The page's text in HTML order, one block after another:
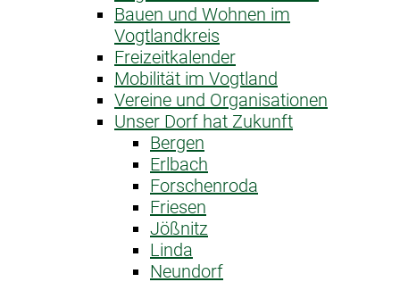
Bauen und Wohnen im
Vogtlandkreis
Freizeitkalender
Mobilität im Vogtland
Vereine und Organisationen
Unser Dorf hat Zukunft
Bergen
Erlbach
Forschenroda
Friesen
Jößnitz
Linda
Neundorf